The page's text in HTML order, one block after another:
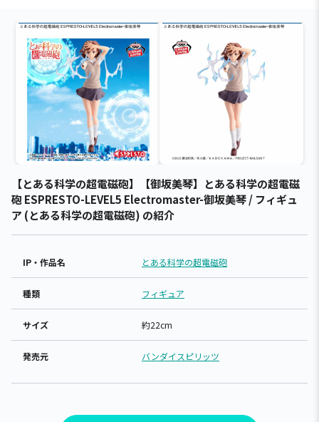
【とある科学の超電磁砲】【御坂美琴】とある科学の超電磁
砲 ESPRESTO-LEVEL5 Electromaster-御坂美琴 / フィギュ
ア (とある科学の超電磁砲) の紹介
IP・作品名 とある科学の超電磁砲
種類 フィギュア
サイズ 約22cm
発売元 バンダイスピリッツ